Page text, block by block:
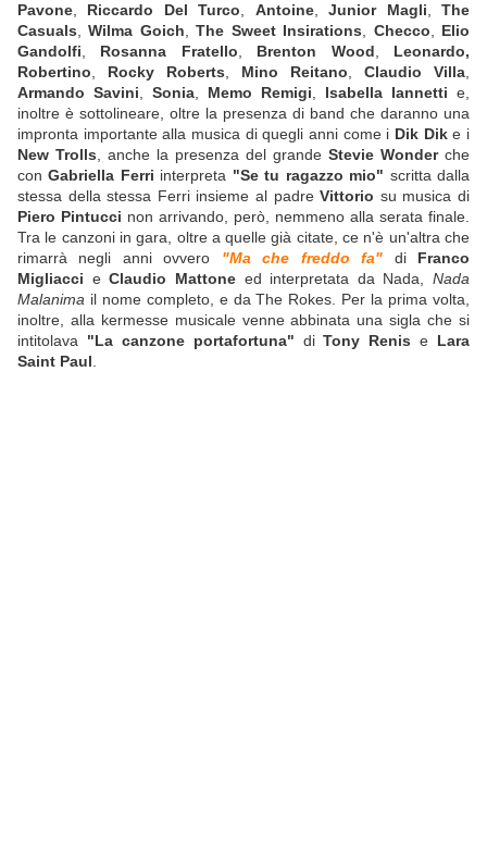
Pavone
Riccardo Del Turco Antoine,Junior Magli ,The
Casuals ,Wilma Goich ,The Sweet Insirations Checco
Elio
Gandolfi
Rosanna Fratello Brenton Wood
Leonardo,
Robertino
Rocky Roberts Mino Reitano Claudio Villa
Armando Savini
Sonia Memo Remigi Isabella Iannetti e,
inoltre è sottolineare, oltre la presenza di band che daranno una
impronta importante alla musica di quegli anni come i Dik Dike i
New Trolls , anche la presenza del grande Stevie Wonderche
conGabriella Ferri interpreta "Se tu ragazzo mio" scritta dalla
stessa della stessa Ferri insieme al padreVittorio su musica di
Piero Pintucci non arrivando, però, nemmeno alla serata finale.
Tra le canzoni in gara, oltre a quelle già citate, ce n'è un'altra che
rimarrà negli anni ovvero "Ma che freddo fa" di Franco
Migliacci eClaudio Mattoneed interpretata da Nada, Nada
Malanima il nome completo, e da The Rokes. Per la prima volta,
inoltre, alla kermesse musicale venne abbinata una sigla che si
intitolava "La canzone portafortuna" diTony Renis e Lara
Saint Paul